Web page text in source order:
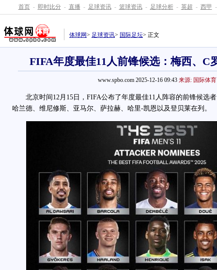
首页 - 即时比分 - 直播 - 足球资讯 - 篮球资讯 - 足球分析 - 英超 - 西甲 -
体球网> 足球资讯> 国际足坛> 正文
FIFA年度最佳11人前锋候选：梅西、C
www.spbo.com 2025-12-16 09:43 来源: 国际体育
北京时间12月15日，FIFA公布了年度最佳11人阵容的前锋候选
哈兰德、维尼修斯、亚马尔、萨拉赫、哈里-凯恩以及登贝莱在列。